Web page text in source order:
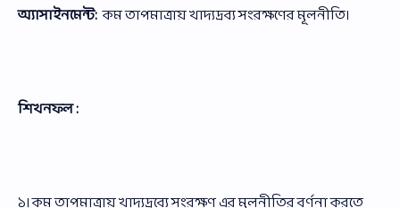
অ্যাসাইনমেন্ট:কম তাপমাত্রায় খাদ্যদ্রব্য সংরক্ষণের মূলনীতি।
শিখনফল :
১। কম তাপমাত্রায় খাদ্যদ্রব্যে সংরক্ষণ এর মূলনীতির বর্ণনা করতে